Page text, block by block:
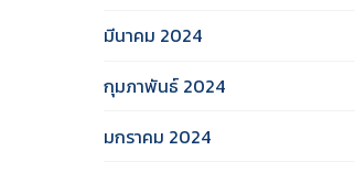
มีนาคม 2024
กุมภาพันธ์ 2024
มกราคม 2024